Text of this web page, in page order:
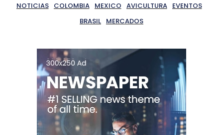
NOTICIAS COLOMBIA MEXICO AVICULTURA
EVENTOS
BRASIL MERCADOS